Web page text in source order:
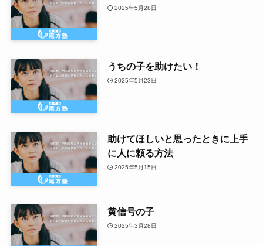
2025年5月28日
うちの子を助けたい！
2025年5月23日
助けてほしいと思ったときに上手
に人に頼る方法
2025年5月15日
黄信号の子
2025年3月28日